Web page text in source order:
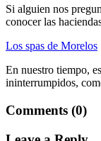
Si alguien nos
conocer las
Los spas de Morelos
En nuestro tiempo,
ininterrumpidos,
Comments (0)